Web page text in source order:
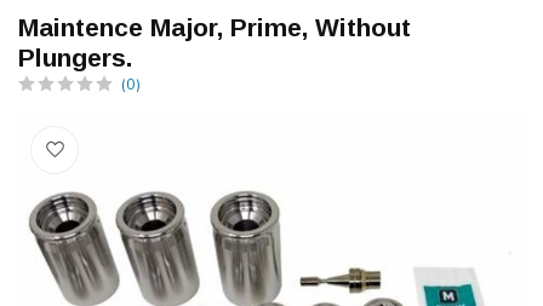
Maintence Major, Prime, Without
Plungers.
(0)